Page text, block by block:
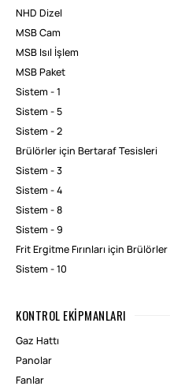
NHD Dizel
MSB Cam
MSB Isıl İşlem
MSB Paket
Sistem - 1
Sistem - 5
Sistem - 2
Brülörler için Bertaraf Tesisleri
Sistem - 3
Sistem - 4
Sistem - 8
Sistem - 9
Frit Ergitme Fırınları için Brülörler
Sistem - 10
KONTROL EKIPMANLARI
Gaz Hattı
Panolar
Fanlar